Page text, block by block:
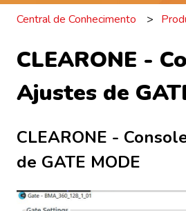
Central de Conhecimento
CLEARONE -
Ajustes de
CLEARONE -
de GATE MODE